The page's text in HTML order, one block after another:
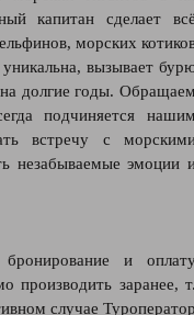
капитан сделает
морских
вызывает
долгие годы.
подчиняется
встречу с
незабываемые эмоции
и
производить заранее,
случае